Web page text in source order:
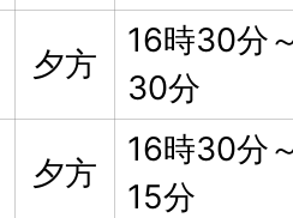
夕方
16時30分
30分
夕方
16時30分
15分